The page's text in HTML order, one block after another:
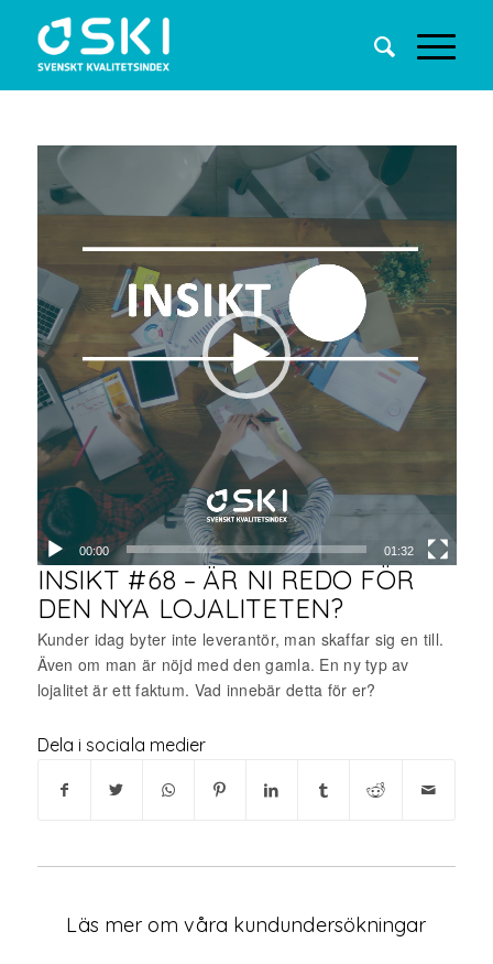
00:00 01:32
INSIKT #68 – ÄR NI REDO FÖR
DEN NYA LOJALITETEN?
Kunder idag byter inte leverantör, man skaffar sig en till.
Även om man är nöjd med den gamla. En ny typ av
lojalitet är ett faktum. Vad innebär detta för er?
Dela i sociala medier
Läs mer om våra kundundersökningar